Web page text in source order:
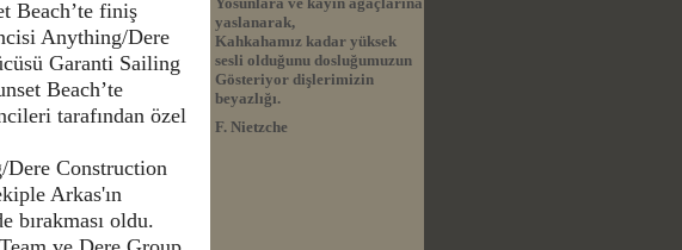
Beach’te finiş
Anything/Dere
Garanti Sailing
Beach’te
tarafından özel
Dere Construction
Arkas'ın
bırakması oldu.
yaslanarak,
Kahkahamız kadar yüksek
sesli olduğunu dosluğumuzun
Gösteriyor dişlerimizin
beyazlığı.
F. Nietzche